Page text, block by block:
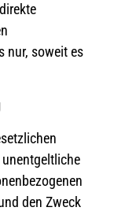
nur, soweit es
den Zweck